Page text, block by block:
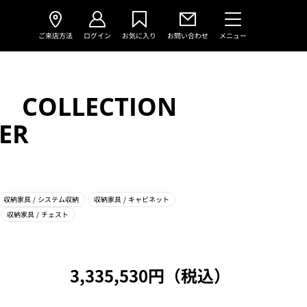
ご来店方法 ログイン お気に入り お問い合わせ メニュー
COLLECTION
収納家具/ システム収納 収納家具/ キャビネット
収納家具/ チェスト
3,335,530円（税込）